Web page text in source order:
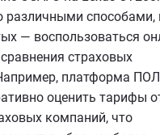
способами,
— воспользоваться
страховых
платформа
оценить тарифы
компаний, что